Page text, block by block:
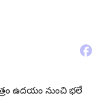
ఉదయం నుంచి భలే